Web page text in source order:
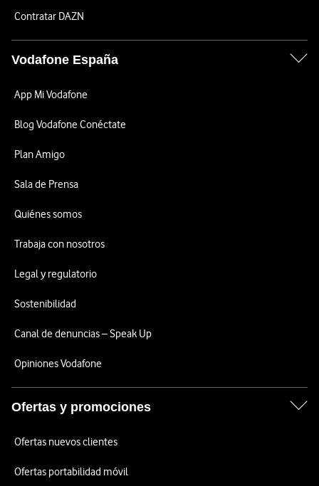
Contratar DAZN
Vodafone España
App Mi Vodafone
Blog Vodafone Conéctate
Plan Amigo
Sala de Prensa
Quiénes somos
Trabaja con nosotros
Legal y regulatorio
Sostenibilidad
Canal de denuncias – Speak Up
Opiniones Vodafone
Ofertas y promociones
Ofertas nuevos clientes
Ofertas portabilidad móvil